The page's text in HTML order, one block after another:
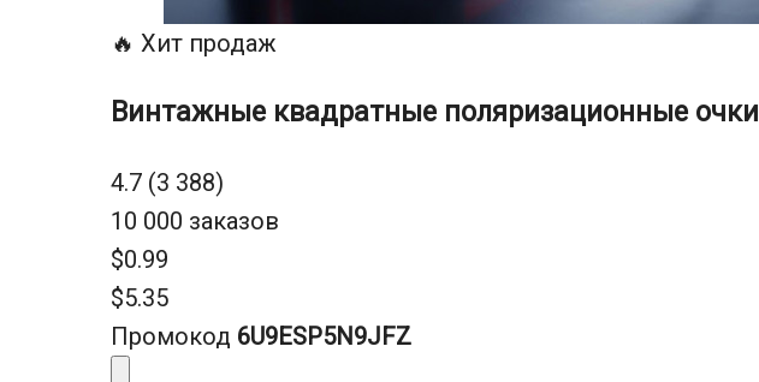
🔥 Хит продаж
Винтажные квадратные поляризационные очки
4.7 (3 388)
10 000 заказов
$0.99
$5.35
Промокод 6U9ESP5N9JFZ